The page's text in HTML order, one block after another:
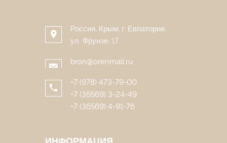
Россия, Крым, г. Евпатория,
ул. Фрунзе, 17
bron@orenmail.ru
+7 (978) 473-79-00
+7 (36569) 3-24-49
+7 (36569) 4-91-76
ИНФОРМАЦИЯ